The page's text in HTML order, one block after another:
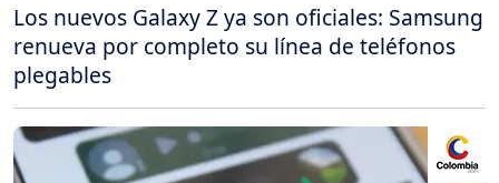
Los nuevos Galaxy Z ya son oficiales: Samsung
renueva por completo su línea de teléfonos
plegables